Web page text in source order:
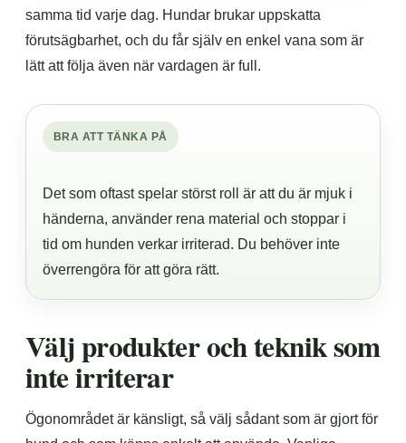
samma tid varje dag. Hundar brukar uppskatta
förutsägbarhet, och du får själv en enkel vana som är
lätt att följa även när vardagen är full.
BRA ATT TÄNKA PÅ
Det som oftast spelar störst roll är att du är mjuk i
händerna, använder rena material och stoppar i
tid om hunden verkar irriterad. Du behöver inte
överrengöra för att göra rätt.
Välj produkter och teknik som
inte irriterar
Ögonområdet är känsligt, så välj sådant som är gjort för